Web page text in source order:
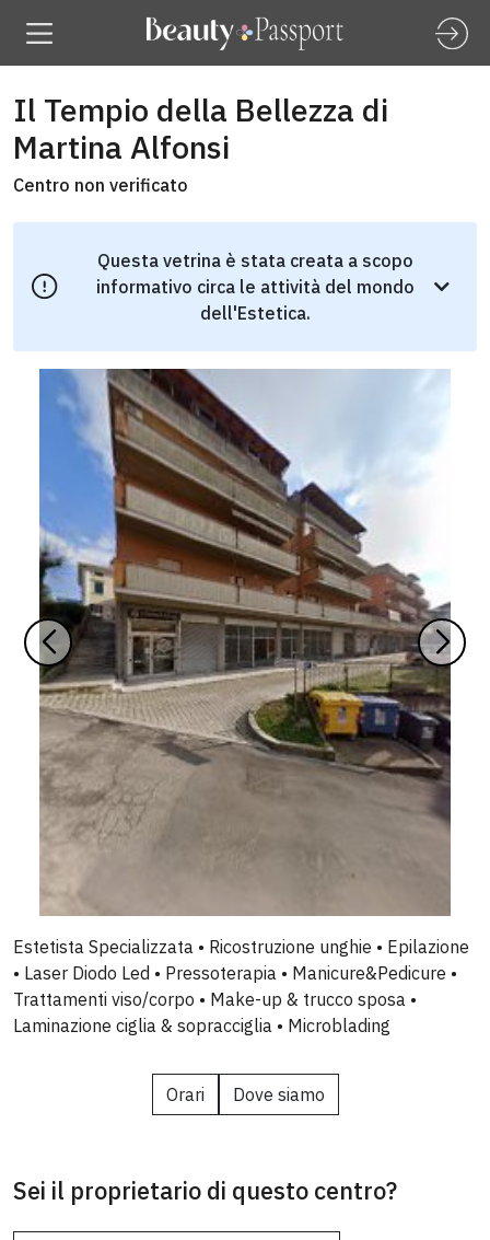
Il Tempio della Bellezza di
Martina Alfonsi
Centro non verificato
Questa vetrina è stata creata a scopo
informativo circa le attività del mondo
dell'Estetica.
Estetista Specializzata • Ricostruzione unghie • Epilazione
• Laser Diodo Led • Pressoterapia • Manicure&Pedicure •
Trattamenti viso/corpo • Make-up & trucco sposa •
Laminazione ciglia & sopracciglia • Microblading
Orari Dove siamo
Sei il proprietario di questo centro?